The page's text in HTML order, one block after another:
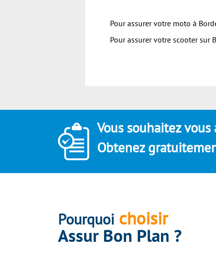
Pour assurer votre moto à
Pour assurer votre scooter sur
Vous souhaitez vous
Obtenez
Pourquoi choisir
Assur Bon Plan ?